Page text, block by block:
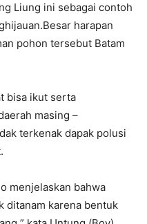
Liung ini sebagai contoh
harapan
pohon tersebut Batam
bisa ikut serta
masing –
terkenak dapak polusi
menjelaskan bahwa
ditanam karena bentuk